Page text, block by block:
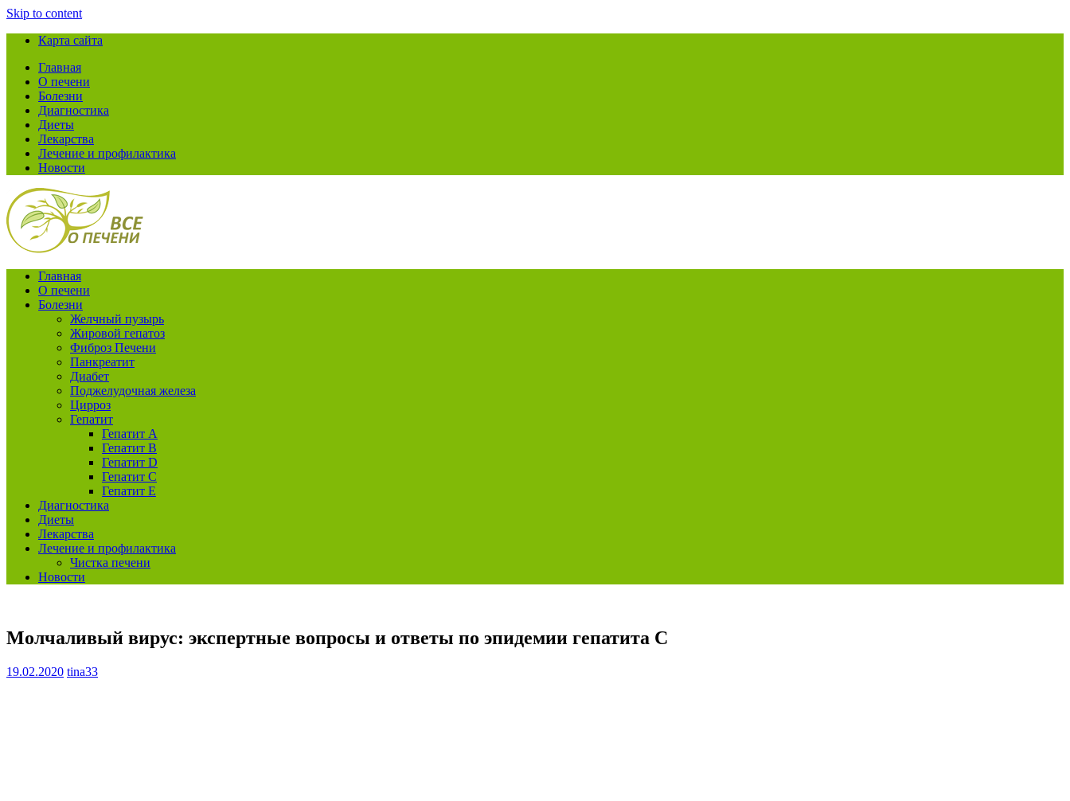
Skip to content
Карта сайта
Главная
О печени
Болезни
Диагностика
Диеты
Лекарства
Лечение и профилактика
Новости
Главная
О печени
Болезни
Желчный пузырь
Жировой гепатоз
Фиброз Печени
Панкреатит
Диабет
Поджелудочная железа
Цирроз
Гепатит
Гепатит А
Гепатит B
Гепатит D
Гепатит С
Гепатит E
Диагностика
Диеты
Лекарства
Лечение и профилактика
Чистка печени
Новости
Молчаливый вирус: экспертные вопросы и ответы по эпидемии гепатита С
19.02.2020 tina33